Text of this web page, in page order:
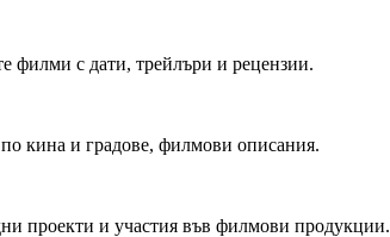
филми с дати, трейлъри и рецензии.
кина и градове, филмови описания.
проекти и участия във филмови продукции.